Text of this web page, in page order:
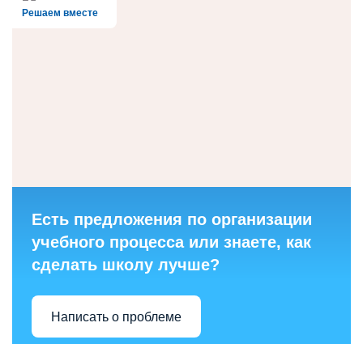
Решаем вместе
Есть предложения по организации
учебного процесса или знаете, как
сделать школу лучше?
Написать о проблеме